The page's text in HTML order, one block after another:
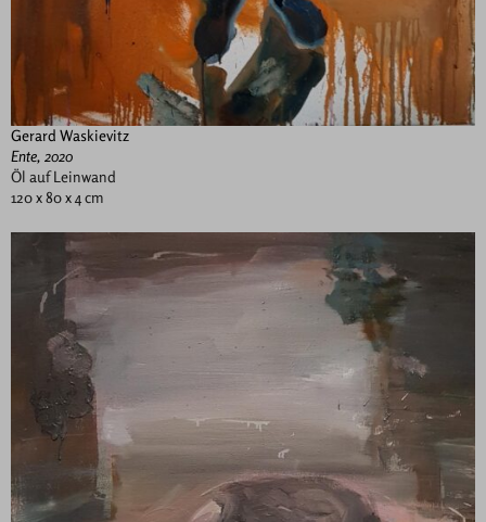
Gerard Waskievitz
Ente, 2020
Öl auf Leinwand
120 x 80 x 4 cm